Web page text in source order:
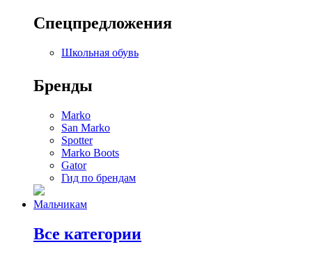
Спецпредложения
Школьная обувь
Бренды
Marko
San Marko
Spotter
Marko Boots
Gator
Гид по брендам
Мальчикам
Все категории